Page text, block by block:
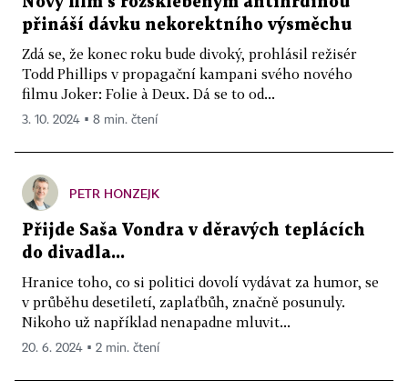
přináší dávku nekorektního výsměchu
Zdá se, že konec roku bude divoký, prohlásil režisér
Todd Phillips v propagační kampani svého nového
filmu Joker: Folie à Deux. Dá se to od...
3. 10. 2024 ▪ 8 min. čtení
PETR HONZEJK
Přijde Saša Vondra v děravých teplácích
do divadla...
Hranice toho, co si politici dovolí vydávat za humor, se
v průběhu desetiletí, zaplaťbůh, značně posunuly.
Nikoho už například nenapadne mluvit...
20. 6. 2024 ▪ 2 min. čtení